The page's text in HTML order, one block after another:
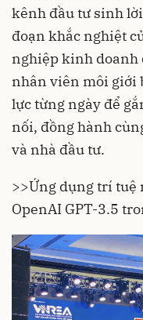
kênh đầu tư sinh
đoạn khắc nghiệt
nghiệp kinh doanh
nhân viên môi giới
lực từng ngày để
nối, đồng hành
và nhà đầu tư.
>>Ứng dụng trí tuệ
OpenAI GPT-3.5